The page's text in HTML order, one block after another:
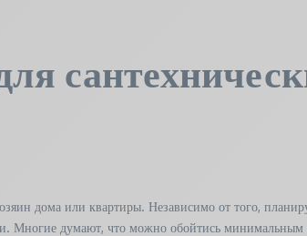
дома или квартиры. Независимо от того,
думают, что можно обойтись минимальным